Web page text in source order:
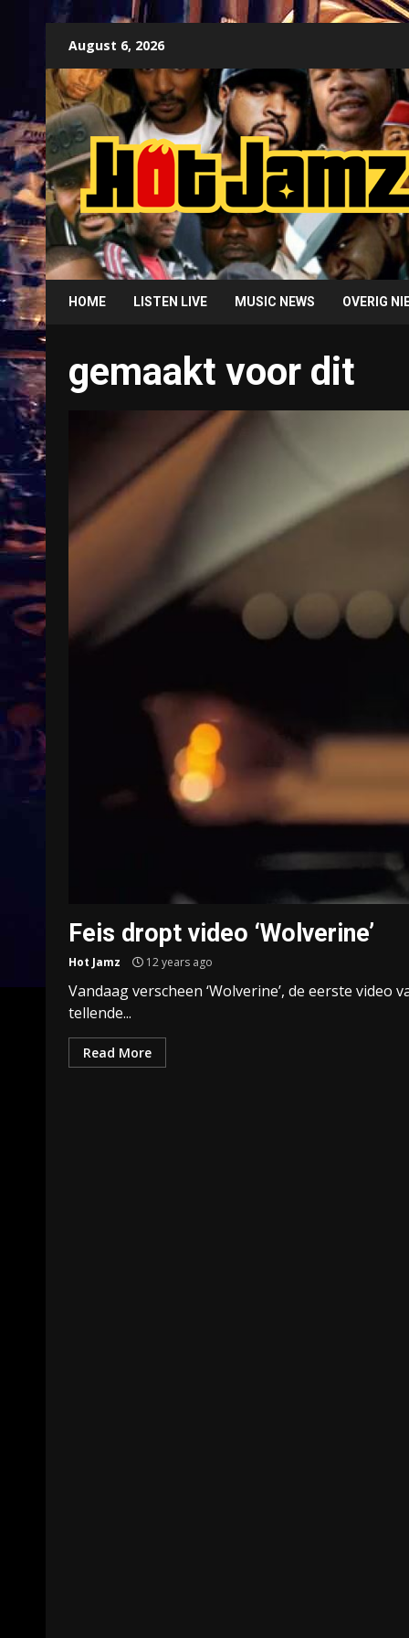
content
August 6, 2026
HOME LISTEN LIVE MUSIC NEWS OVERIG
gemaakt voor dit
Feis dropt video ‘Wolverine’
Hot Jamz 12 years ago
Vandaag verscheen ‘Wolverine’, de eerste video
tellende...
Read More
Treinkaartjes worden duurder,
abonnementen verdwijnen
9 months ago